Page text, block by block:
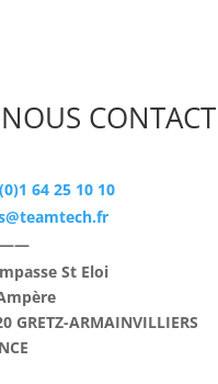
NOUS
64 25 10 10
St Eloi
GRETZ-ARMAINVILLIERS